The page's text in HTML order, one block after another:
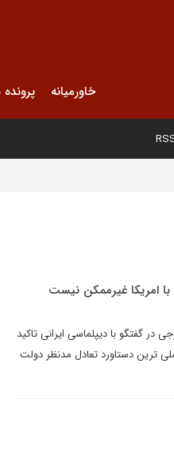
خاورمیانه
امریکا غیرممکن نیست
گفتگو با دیپلماسی ایرانی تاکید
ترین دستاورد تعادل مدنظر دولت